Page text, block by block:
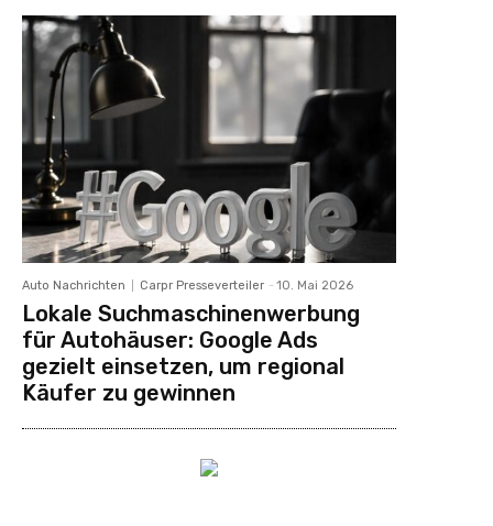
Auto Nachrichten Carpr Presseverteiler - 10. Mai 2026
Lokale Suchmaschinenwerbung
für Autohäuser: Google Ads
gezielt einsetzen, um regional
Käufer zu gewinnen